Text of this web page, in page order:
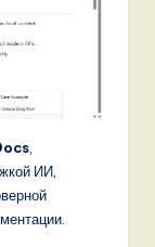
ИИ,